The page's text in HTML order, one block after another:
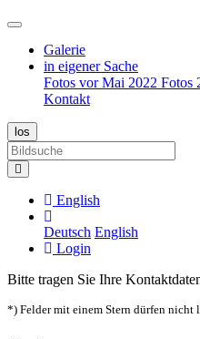
Galerie
in eigener Sache
Fotos vor Mai 2022 Fotos
Kontakt
English
Deutsch English
Login
Bitte tragen Sie Ihre
*) Felder mit einem Stern dürfen nicht